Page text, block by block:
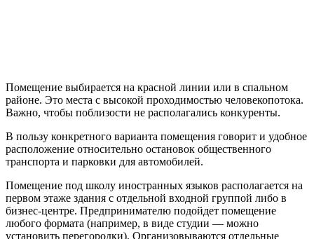
Помещение выбирается на красной линии или в спальном
районе. Это места с высокой проходимостью человекопотока.
Важно, чтобы поблизости не располагались конкуренты.
В пользу конкретного варианта помещения говорит и удобное
расположение относительно остановок общественного
транспорта и парковки для автомобилей.
Помещение под школу иностранных языков располагается на
первом этаже здания с отдельной входной группой либо в
бизнес-центре. Предпринимателю подойдет помещение
любого формата (например, в виде студии — можно
установить перегородки). Организовываются отдельные